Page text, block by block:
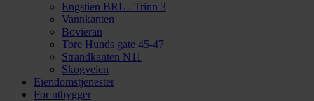
Engstien BRL - Trinn 3
Vannkanten
Bovieran
Tore Hunds gate 45-47
Strandkanten N11
Skogveien
Eiendomstjenester
For utbygger